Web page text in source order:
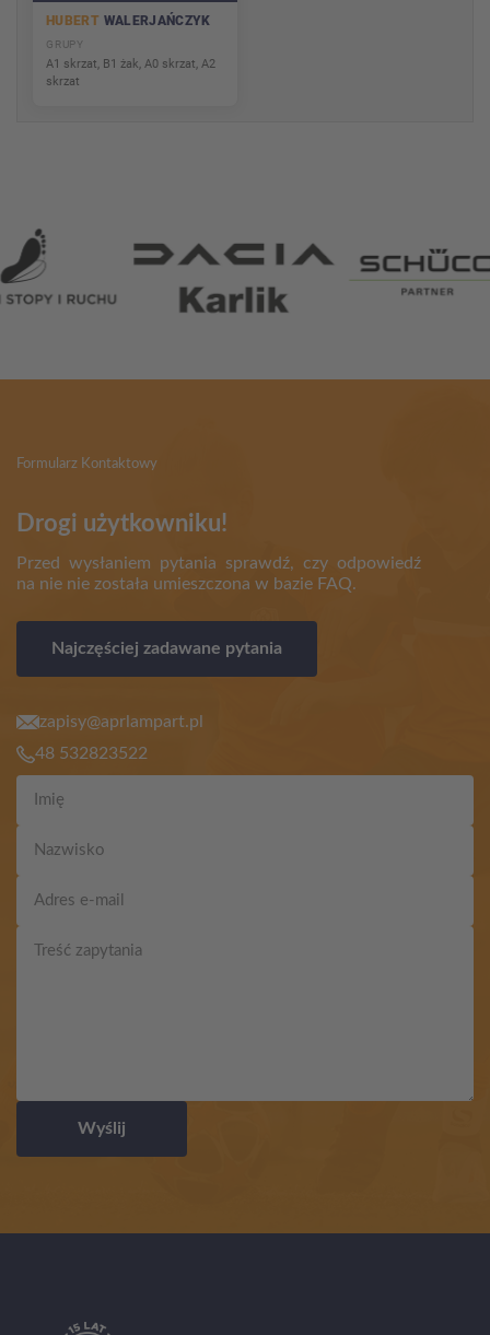
HUBERT WALERJAŃCZYK
GRUPY
A1 skrzat, B1 żak, A0 skrzat, A2
skrzat
Formularz Kontaktowy
Drogi użytkowniku!
Przed wysłaniem pytania sprawdź, czy odpowiedź
na nie nie została umieszczona w bazie FAQ.
Najczęściej zadawane pytania
zapisy@aprlampart.pl
48 532823522
Wyślij